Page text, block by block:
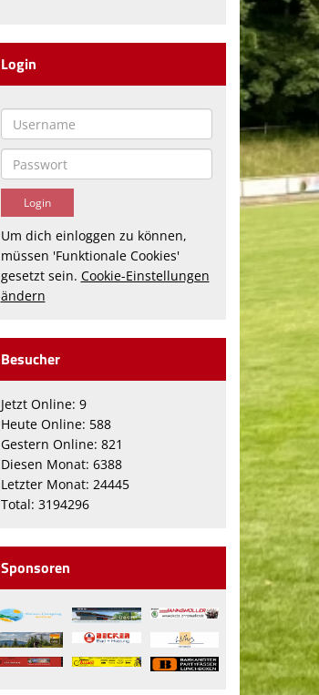
Login
Um dich einloggen zu können,
müssen 'Funktionale Cookies'
gesetzt sein. Cookie-Einstellungen
ändern
Besucher
Jetzt Online: 9
Heute Online: 588
Gestern Online: 821
Diesen Monat: 6388
Letzter Monat: 24445
Total: 3194296
Sponsoren